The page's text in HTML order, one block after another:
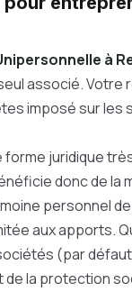
à
associé.
imposé sur les
forme juridique
donc de la
personnel
aux apports.
(par
la protection